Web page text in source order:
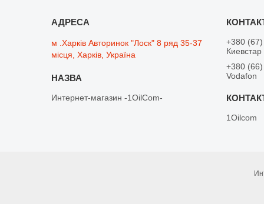
м .Харків Авторинок "Лоск" 8 ряд 35-37
місця, Харків, Україна
Интернет-магазин -1OilCom-
+380
Киевстар
+380
Vodafon
1Oilcom